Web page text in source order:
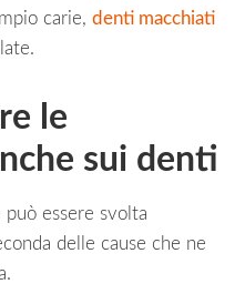
carie, denti macchiati
le
sui denti
può essere svolta
delle cause che ne